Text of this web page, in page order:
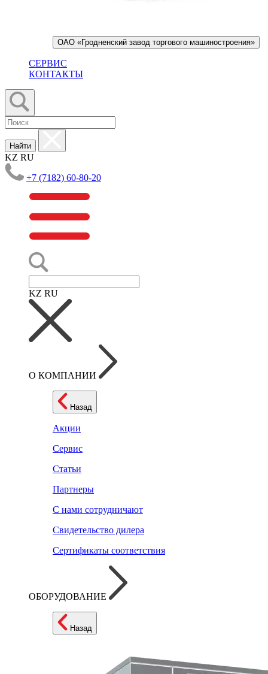
ОАО «Гродненский завод торгового машиностроения»
СЕРВИС
КОНТАКТЫ
Найти
KZ RU
+7 (7182) 60-80-20
KZ RU
О КОМПАНИИ
Назад
Акции
Сервис
Статьи
Партнеры
С нами сотрудничают
Свидетельство дилера
Сертификаты соответствия
ОБОРУДОВАНИЕ
Назад